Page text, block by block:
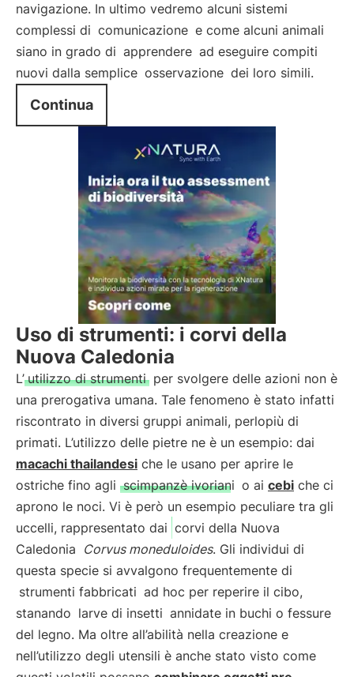
navigazione. In ultimo vedremo alcuni sistemi
complessi di comunicazione e come alcuni animali
siano in grado di apprendere ad eseguire compiti
nuovi dalla semplice osservazione dei loro simili.
Continua
Uso di strumenti: i corvi della
Nuova Caledonia
L’ utilizzo di strumenti per svolgere delle azioni non è
una prerogativa umana. Tale fenomeno è stato infatti
riscontrato in diversi gruppi animali, perlopiù di
primati. L’utilizzo delle pietre ne è un esempio: dai
macachi thailandesi che le usano per aprire le
ostriche fino agli scimpanzè ivoriani o ai cebi che ci
aprono le noci. Vi è però un esempio peculiare tra gli
uccelli, rappresentato dai corvi della Nuova
Caledonia Corvus moneduloides. Gli individui di
questa specie si avvalgono frequentemente di
strumenti fabbricati ad hoc per reperire il cibo,
stanando larve di insetti annidate in buchi o fessure
del legno. Ma oltre all’abilità nella creazione e
nell’utilizzo degli utensili è anche stato visto come